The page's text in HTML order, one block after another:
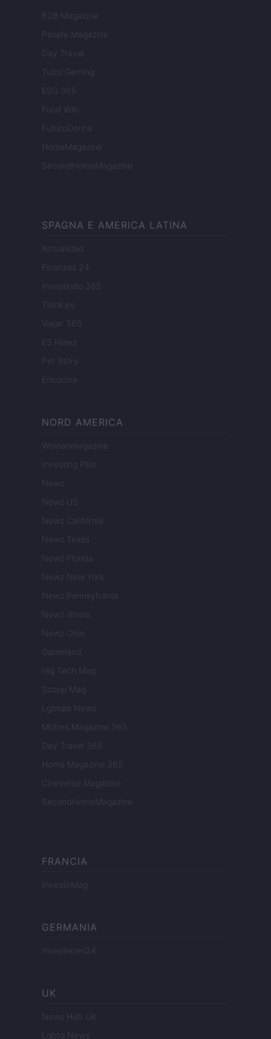
B2B Magazine
People Magazine
Day Travel
Tutto Gaming
ESG 365
Food Wiki
FuturoDonna
HomeMagazine
SecondHomeMagazine
SPAGNA E AMERICA LATINA
Actualidad
Finanzas 24
Investindo 365
Think.es
Viajar 365
ES Newz
Pet Story
Encocina
NORD AMERICA
Womanmagazine
Investing Plus
Newz
Newz US
Newz California
Newz Texas
Newz Florida
Newz New York
Newz Pennsylvania
Newz Illinois
Newz Ohio
Gameland
Hig Tech Mag
Scoop Mag
Lgbtqia News
Motors Magazine 365
Day Travel 365
Home Magazine 365
Cineverse Magazine
SecondHomeMagazine
FRANCIA
InvestirMag
GERMANIA
Investieren24
UK
News Hub UK
Lgbtq News